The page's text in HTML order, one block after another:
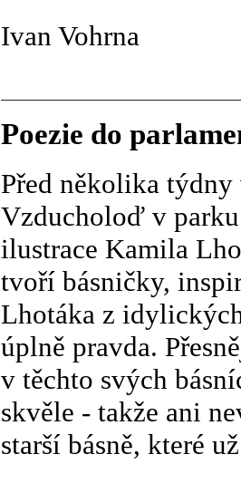
Ivan Vohrna
Poezie do
Před několika
Vzducholoď v
ilustrace Kamila
tvoří básničky,
Lhotáka z
úplně pravda.
v těchto svých
skvěle - takže ani
starší básně, které